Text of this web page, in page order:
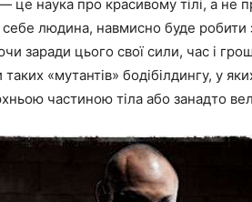
це наука про красивому тілі, а не
людина, навмисно буде робити
заради цього свої сили, час і
таких «мутантів» бодібілдингу, у
частиною тіла або занадто